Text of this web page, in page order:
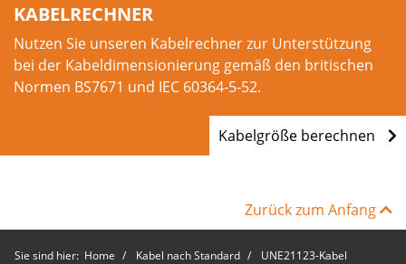
KABELRECHNER
Nutzen Sie unseren Kabelrechner zur Unterstützung
bei der Kabeldimensionierung gemäß den britischen
Normen BS7671 und IEC 60364-5-52.
Kabelgröße berechnen
Zurück zum Anfang
Sie sind hier: Home Kabel nach Standard UNE21123-Kabel